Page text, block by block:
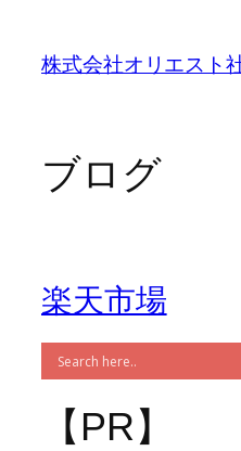
株式会社オリエスト
ブログ
楽天市場
【PR】